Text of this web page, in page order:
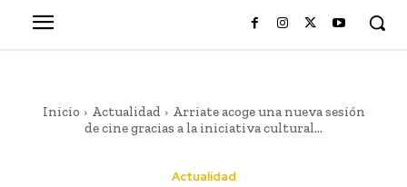
Inicio Actualidad
Arriate acoge una nueva sesión
de cine gracias a la iniciativa cultural...
Actualidad